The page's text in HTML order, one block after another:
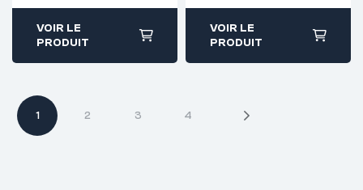
VOIR LE
PRODUIT
VOIR LE
PRODUIT
1 2 3 4